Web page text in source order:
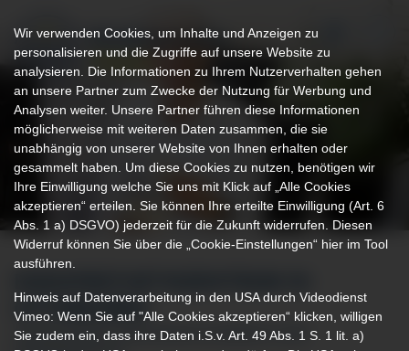
OTTOBEUREN
SPEZIALISIERTE ERFAHRUNG IM BEREICH DER
Wir verwenden Cookies, um Inhalte und Anzeigen zu
personalisieren und die Zugriffe auf unsere Website zu
analysieren. Die Informationen zu Ihrem Nutzerverhalten gehen
an unsere Partner zum Zwecke der Nutzung für Werbung und
Analysen weiter. Unsere Partner führen diese Informationen
möglicherweise mit weiteren Daten zusammen, die sie
unabhängig von unserer Website von Ihnen erhalten oder
gesammelt haben. Um diese Cookies zu nutzen, benötigen wir
Ihre Einwilligung welche Sie uns mit Klick auf „Alle Cookies
akzeptieren“ erteilen. Sie können Ihre erteilte Einwilligung (Art. 6
Abs. 1 a) DSGVO) jederzeit für die Zukunft widerrufen. Diesen
Widerruf können Sie über die „Cookie-Einstellungen“ hier im Tool
ausführen.
Hinweis auf Datenverarbeitung in den USA durch Videodienst
Vimeo: Wenn Sie auf "Alle Cookies akzeptieren“ klicken, willigen
Sie zudem ein, dass ihre Daten i.S.v. Art. 49 Abs. 1 S. 1 lit. a)